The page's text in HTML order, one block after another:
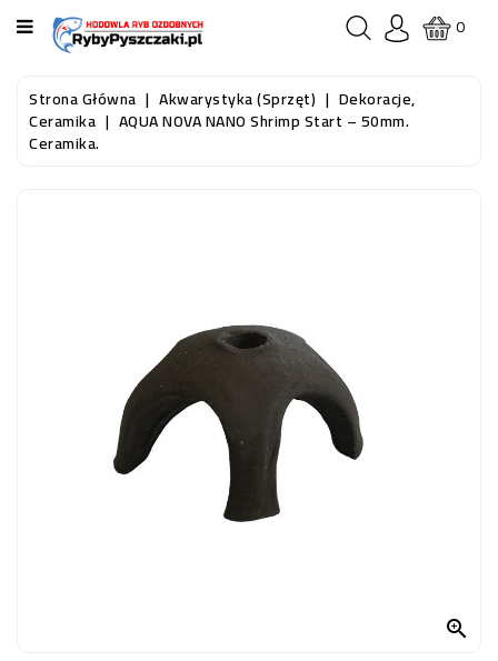
KATEGORIA
STRONA
GŁÓWNA
AKWARYSTYKA
0
Strona Główna Akwarystyka (sprzęt) Dekoracje,
Ceramika AQUA NOVA NANO Shrimp Start – 50mm.
Ceramika.
